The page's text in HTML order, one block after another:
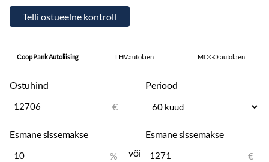
Coop Pank Autoliising LHV autolaen MOGO autolaen
Ostuhind
€
Periood
Esmane sissemakse
%
või
Esmane sissemakse
€